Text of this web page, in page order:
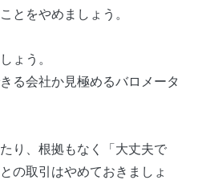
とをやめましょう。
ょう。
る会社か見極めるバロメータ
り、根拠もなく「大丈夫で
の取引はやめておきましょ